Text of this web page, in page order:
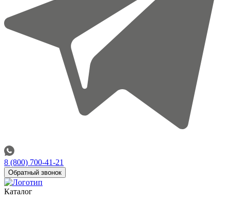
8 (800) 700-41-21
Обратный звонок
Каталог